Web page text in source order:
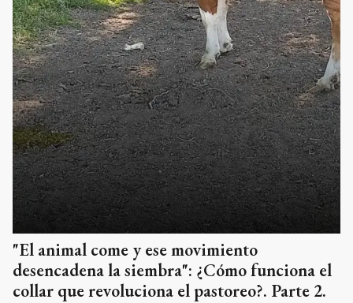
"El animal come y ese movimiento
desencadena la siembra": ¿Cómo funciona el
collar que revoluciona el pastoreo?. Parte 2.